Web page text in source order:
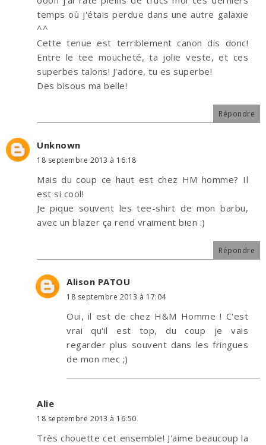
temps où j'étais perdue dans une autre galaxie
^^
Cette tenue est terriblement canon dis donc!
Entre le tee moucheté, ta jolie veste, et ces
superbes talons! J'adore, tu es superbe!
Des bisous ma belle!
Répondre
Unknown
18 septembre 2013 à 16:18
Mais du coup ce haut est chez HM homme? Il
est si cool!
Je pique souvent les tee-shirt de mon barbu,
avec un blazer ça rend vraiment bien :)
Répondre
Alison PATOU
18 septembre 2013 à 17:04
Oui, il est de chez H&M Homme ! C'est
vrai qu'il est top, du coup je vais
regarder plus souvent dans les fringues
de mon mec ;)
Alie
18 septembre 2013 à 16:50
Très chouette cet ensemble! J'aime beaucoup la